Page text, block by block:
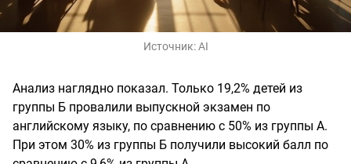
Источник:AI
Анализ наглядно показал. Только 19,2% детей из
группы Б провалили выпускной экзамен по
английскому языку, по сравнению с 50% из группы А.
При этом 30% из группы Б получили высокий балл по